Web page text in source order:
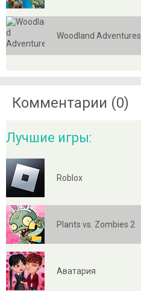
Woodland Adventures
Комментарии (0)
Лучшие игры:
Roblox
Plants vs. Zombies 2
Аватария